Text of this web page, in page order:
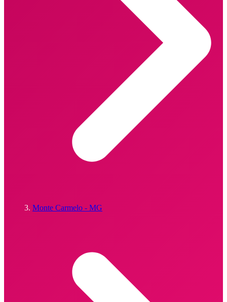
Monte Carmelo - MG